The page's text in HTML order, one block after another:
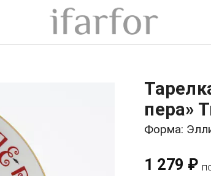
пера»
Форма:
1 279 ₽